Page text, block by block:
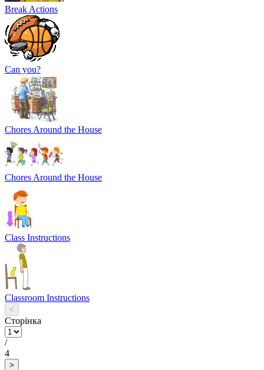
Break Actions
Can you?
Chores Around the House
Chores Around the House
Class Instructions
Classroom Instructions
<
Сторінка
/
4
>